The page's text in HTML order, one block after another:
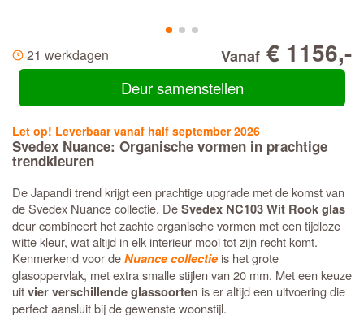
21 werkdagen Vanaf € 1156,-
Deur samenstellen
Let op! Leverbaar vanaf half september 2026
Svedex Nuance: Organische vormen in prachtige
trendkleuren
De Japandi trend krijgt een prachtige upgrade met de komst van
de Svedex Nuance collectie. DeSvedex NC103 Wit Rook glas
deur combineert het zachte organische vormen met een tijdloze
witte kleur, wat altijd in elk interieur mooi tot zijn recht komt.
Kenmerkend voor deNuance collectie is het grote
glasoppervlak, met extra smalle stijlen van 20 mm. Met een keuze
uitvier verschillende glassoorten is er altijd een uitvoering die
perfect aansluit bij de gewenste woonstijl.